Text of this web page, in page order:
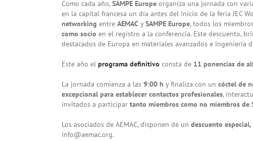
Como cada año,SAMPE Europe organiza una jornada con
en la capital francesa un día antes del inicio de la feria JEC
networking entre AEMAC ySAMPE Europe, todos los
como socio en el registro a la conferencia. Este descuento,
destacados de Europa en materiales avanzados e ingeniería
Este año el programa definitivo consta de 11 ponencias de
La jornada comienza a las 9:00 h y finaliza con un cóctel de
excepcional para establecer contactos profesionales,
invitados a participar tanto miembros como no miembros de
Los asociados de AEMAC, disponen de un descuento especial,
info@aemac.org.